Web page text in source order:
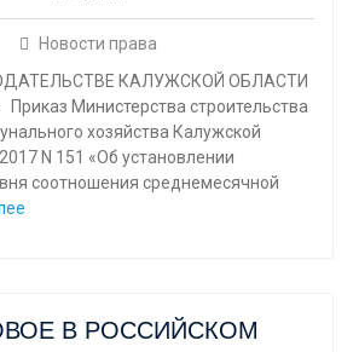
Новости права
КАЛУЖСКОЙ ОБЛАСТИ
Министерства строительства
хозяйства Калужской
N 151 «Об установлении
соотношения среднемесячной
В РОССИЙСКОМ